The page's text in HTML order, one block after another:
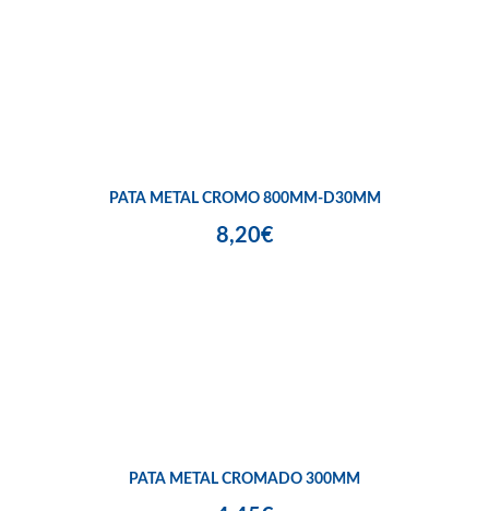
PATA METAL CROMO 800MM-D30MM
8,20€
PATA METAL CROMADO 300MM